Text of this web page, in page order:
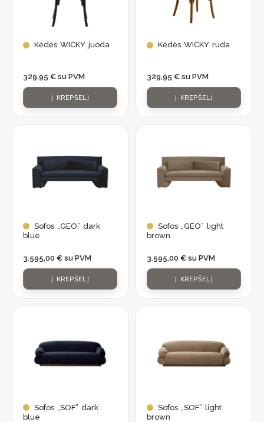
Kėdės WICKY juoda
329,95 € su PVM
Į KREPŠELĮ
Kėdės WICKY ruda
329,95 € su PVM
Į KREPŠELĮ
Sofos „GEO” dark
blue
3.595,00 € su PVM
Į KREPŠELĮ
Sofos „GEO” light
brown
3.595,00 € su PVM
Į KREPŠELĮ
Sofos „SOF” dark
blue
Sofos „SOF” light
brown